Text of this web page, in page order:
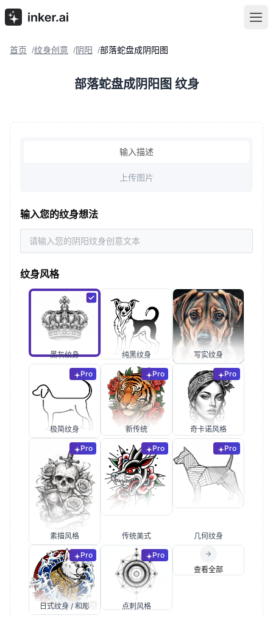
首页 /纹身创意 /阴阳 /部落蛇盘成阴阳图
部落蛇盘成阴阳图 纹身
输入描述
上传图片
输入您的纹身想法
纹身风格
黑灰纹身 纯黑纹身 写实纹身
Pro
极简纹身
Pro
新传统
Pro
奇卡诺风格
Pro
素描风格
Pro
传统美式
Pro
几何纹身
Pro
日式纹身 / 和彫
Pro
点刺风格
查看全部